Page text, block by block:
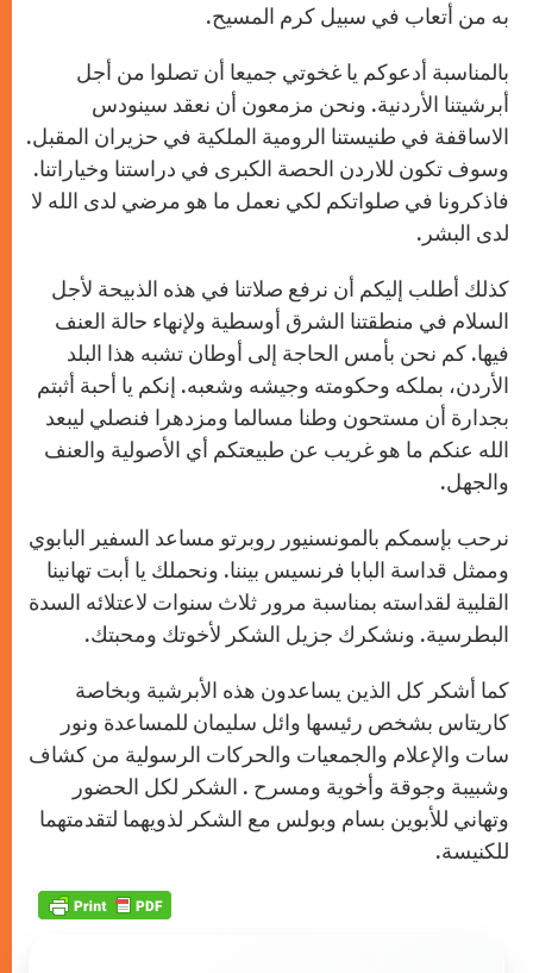
به من أتعاب في سبيل كرم المسيح.
بالمناسبة أدعوكم يا غخوتي جميعا أن تصلوا من أجل
أبرشيتنا الأردنية. ونحن مزمعون أن نعقد سينودس
الاساقفة في طنيستنا الرومية الملكية في حزيران المقبل.
وسوف تكون للاردن الحصة الكبرى في دراستنا وخياراتنا.
فاذكرونا في صلواتكم لكي نعمل ما هو مرضي لدى الله لا
لدى البشر.
كذلك أطلب إليكم أن نرفع صلاتنا في هذه الذبيحة لأجل
السلام في منطقتنا الشرق أوسطية ولإنهاء حالة العنف
فيها. كم نحن بأمس الحاجة إلى أوطان تشبه هذا البلد
الأردن، بملكه وحكومته وجيشه وشعبه. إنكم يا أحبة أثبتم
بجدارة أن مستحون وطنا مسالما ومزدهرا فنصلي ليبعد
الله عنكم ما هو غريب عن طبيعتكم أي الأصولية والعنف
والجهل.
نرحب بإسمكم بالمونسنيور روبرتو مساعد السفير البابوي
وممثل قداسة البابا فرنسيس بيننا. ونحملك يا أبت تهانينا
القلبية لقداسته بمناسبة مرور ثلاث سنوات لاعتلائه السدة
البطرسية. ونشكرك جزيل الشكر لأخوتك ومحبتك.
كما أشكر كل الذين يساعدون هذه الأبرشية وبخاصة
كاريتاس بشخص رئيسها وائل سليمان للمساعدة ونور
سات والإعلام والجمعيات والحركات الرسولية من كشاف
وشبيبة وجوقة وأخوية ومسرح . الشكر لكل الحضور
وتهاني للأبوين بسام وبولس مع الشكر لذويهما لتقدمتهما
للكنيسة.